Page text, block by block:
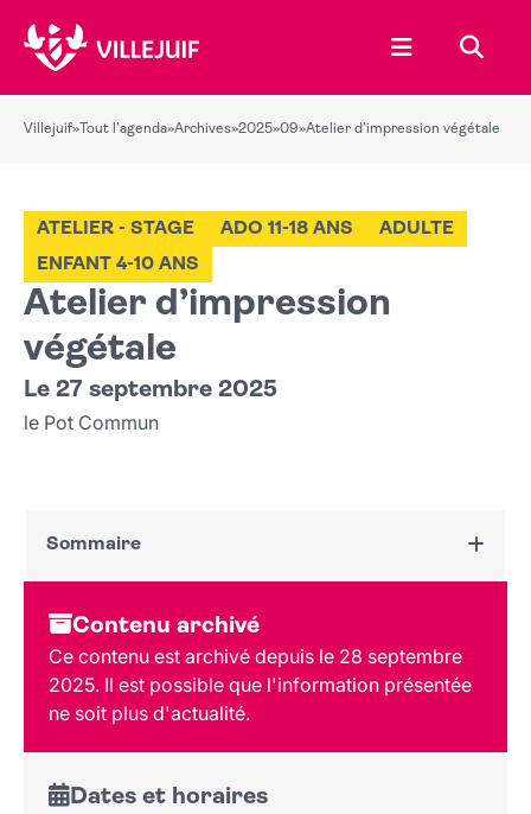
Ouvrir le
Villejuif» Tout l'agenda»Archives»2025»09»Atelier d’impression végétale
Atelier d’impression
végétale
ATELIER - STAGE ADO 11-18 ANS
ADULTE
ENFANT 4-10 ANS
Le 27 septembre 2025
le Pot Commun
Sommaire
Dates et horaires
Au programme
Tarif et réservation
Public
Contenu archivé
Ce contenu est archivé depuis le 28 septembre
2025. Il est possible que l'information présentée
ne soit plus d'actualité.
Dates et horaires